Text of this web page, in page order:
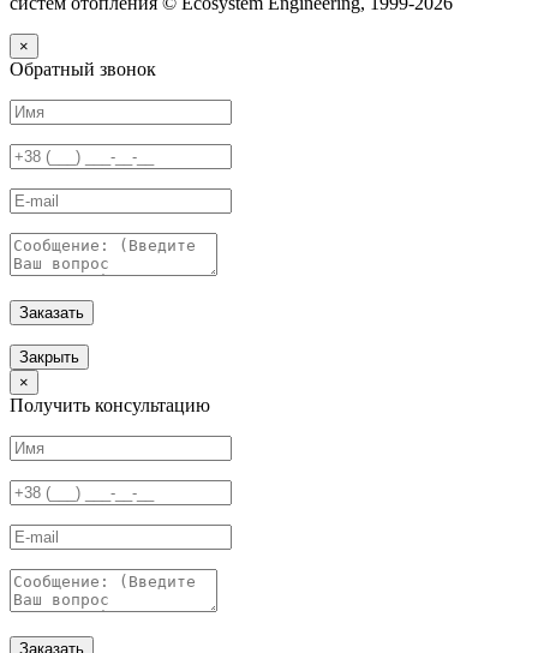
×
Обратный звонок
Заказать
Закрыть
×
Получить консультацию
Заказать